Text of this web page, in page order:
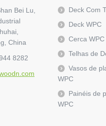
Bei Lu,
China
8282
Deck Com
Deck WPC
Cerca WPC
Telhas de
Vasos de
WPC
Painéis de
WPC